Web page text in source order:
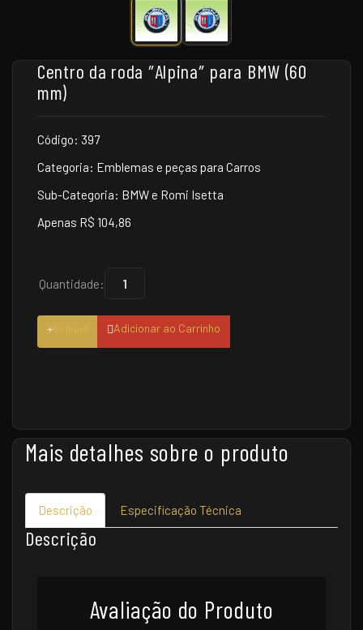
Centro da roda ″Alpina″ para BMW (60
mm)
Código: 397
Categoria: Emblemas e peças para Carros
Sub-Categoria: BMW e Romi Isetta
Apenas R$ 104,86
Quantidade:
Adicionar ao Carrinho
Mais detalhes sobre o produto
Descrição Especificação Técnica
Descrição
Avaliação do Produto